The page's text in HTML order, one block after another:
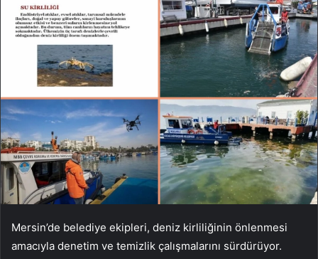
Mersin’de belediye ekipleri, deniz kirliliğinin önlenmesi
amacıyla denetim ve temizlik çalışmalarını sürdürüyor.